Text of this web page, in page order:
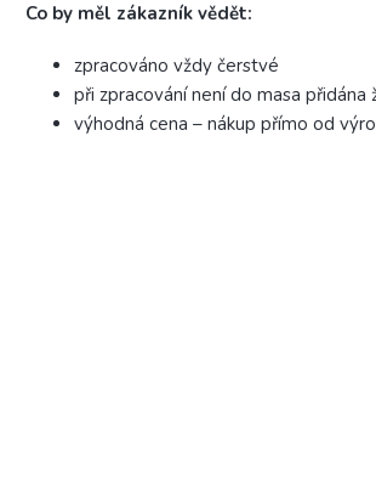
Co by měl zákazník vědět:
zpracováno vždy čerstvé
při zpracování není do masa přidána
výhodná cena – nákup přímo od